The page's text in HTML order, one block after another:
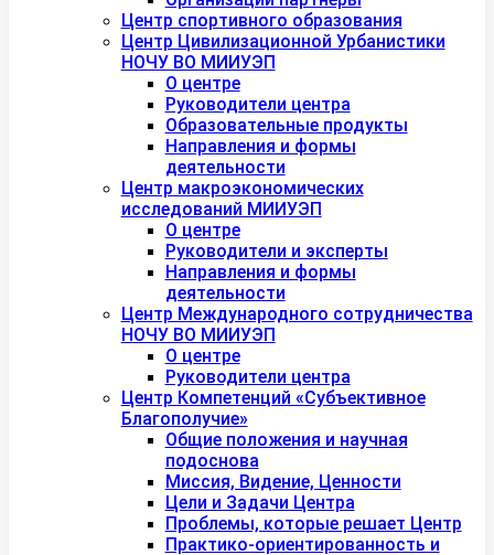
Центр спортивного образования
Центр Цивилизационной Урбанистики
НОЧУ ВО МИИУЭП
О центре
Руководители центра
Образовательные продукты
Направления и формы
деятельности
Центр макроэкономических
исследований МИИУЭП
О центре
Руководители и эксперты
Направления и формы
деятельности
Центр Международного сотрудничества
НОЧУ ВО МИИУЭП
О центре
Руководители центра
Центр Компетенций «Субъективное
Благополучие»
Общие положения и научная
подоснова
Миссия, Видение, Ценности
Цели и Задачи Центра
Проблемы, которые решает Центр
Практико-ориентированность и